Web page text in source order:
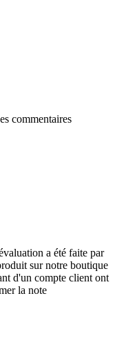
commentaires
a été faite par
sur notre boutique
d'un compte client ont
la note